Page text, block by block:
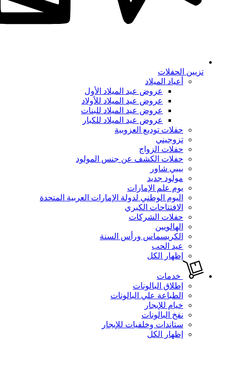
تزيين الحفلات
أعياد الميلاد
عروض عيد الميلاد الأول
عروض عيد الميلاد للأولاد
عروض عيد الميلاد للبنات
عروض عيد الميلاد للكبار
حفلات توديع العزوبية
تزوجيني
حفلات الزواج
حفلات الكشف عن جنس المولود
بيبي شاور
مولود جديد
يوم علم الإمارات
اليوم الوطني لدولة الإمارات العربية المتحدة
الافتتاحات الكبري
حفلات الشركات
الهالويين
الكريسماس ورأس السنة
عيد الحب
إظهار الكل
خدمات
إطلاق البالونات
الطباعة علي البالونات
خيام للإيجار
نفخ البالونات
ستاندات وخلفيات للإيجار
إظهار الكل